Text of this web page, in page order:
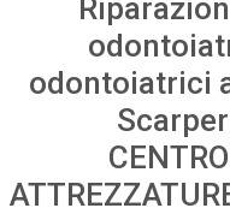
odontoiatrici